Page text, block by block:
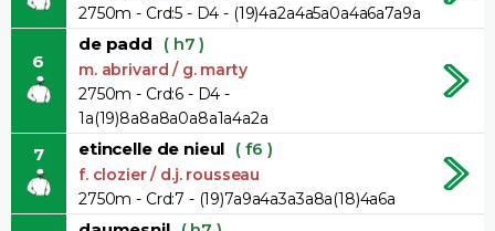
2750m - Crd:5 - D4 - (19)4a2a4a5a0a4a6a7a9a
6
de padd ( h7 )
m. abrivard / g. marty
2750m - Crd:6 - D4 -
1a(19)8a8a8a0a8a1a4a2a
7 etincelle de nieul ( f6 )
f. clozier / d.j. rousseau
2750m - Crd:7 - (19)7a9a4a3a3a8a(18)4a6a